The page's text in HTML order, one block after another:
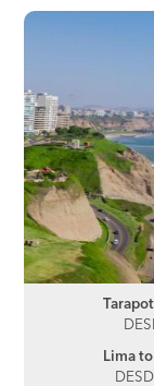
Sullana to
DESDE$
Zorritos to
DESDE$
Lima